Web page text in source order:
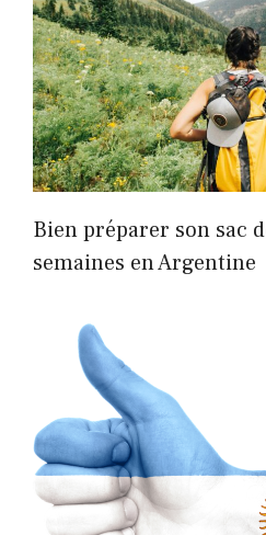
Bien préparer son sac
semaines en Argentine